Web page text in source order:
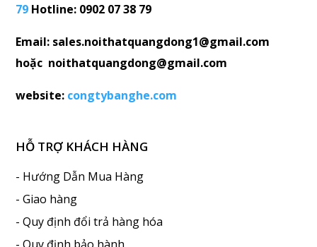
79 Hotline: 0902 07 38 79
Email: sales.noithatquangdong1@gmail.com
hoặc noithatquangdong@gmail.com
website: congtybanghe.com
HỖ TRỢ KHÁCH HÀNG
- Hướng Dẫn Mua Hàng
- Giao hàng
- Quy định đổi trả hàng hóa
- Quy định bảo hành